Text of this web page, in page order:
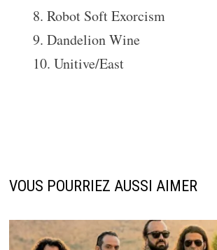
8. Robot Soft Exorcism
9. Dandelion Wine
10. Unitive/East
VOUS POURRIEZ AUSSI AIMER